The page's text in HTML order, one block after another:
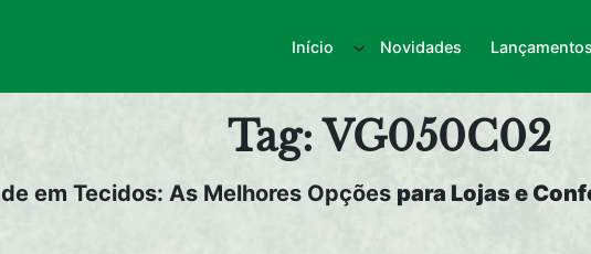
Início Novidades Lançamentos
Tag:VG050C02
em Tecidos: As Melhores Opções para Lojas e